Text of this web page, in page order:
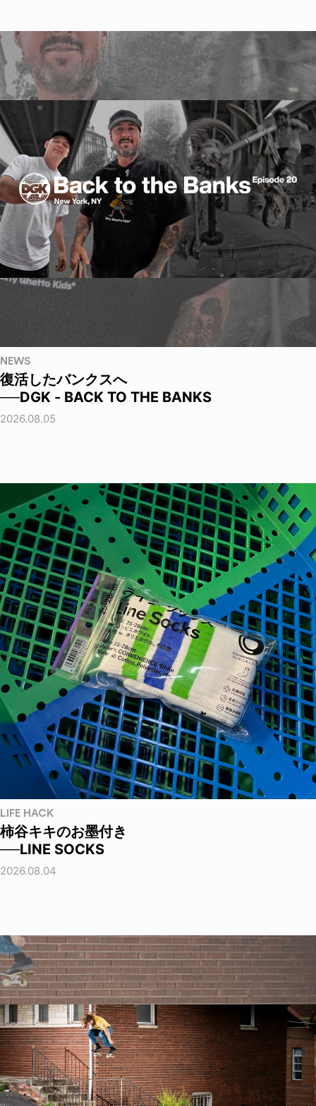
NEWS
復活したバンクスへ
──DGK - BACK TO THE BANKS
2026.08.05
LIFE HACK
柿谷キキのお墨付き
──LINE SOCKS
2026.08.04